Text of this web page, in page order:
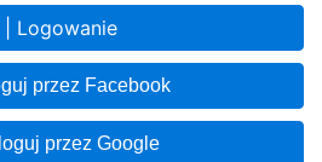
Logowanie
przez Facebook
przez Google